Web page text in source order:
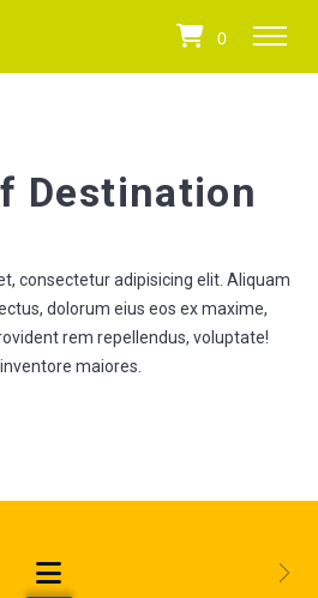
0
Destination
consectetur adipisicing elit. Aliquam
dolorum eius eos ex maxime,
rem repellendus, voluptate!
maiores.